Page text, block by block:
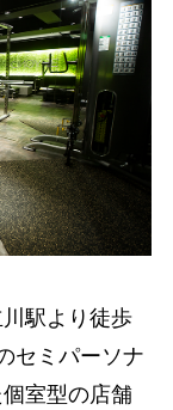
駅より徒歩
セミパーソナ
室型の店舗